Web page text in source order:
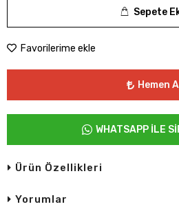
Sepete
Favorilerime ekle
Hemen Al
WHATSAPP İLE
Ürün Özellikleri
Yorumlar